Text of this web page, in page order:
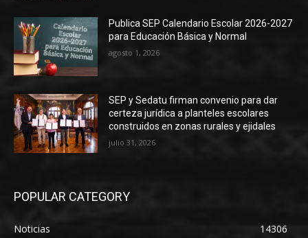
Publica SEP Calendario Escolar 2026-2027
para Educación Básica y Normal
agosto 1, 2026
SEP y Sedatu firman convenio para dar
certeza jurídica a planteles escolares
construidos en zonas rurales y ejidales
julio 31, 2026
POPULAR CATEGORY
Noticias
14306